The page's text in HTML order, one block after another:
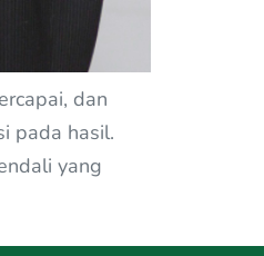
dan
pada hasil.
yang